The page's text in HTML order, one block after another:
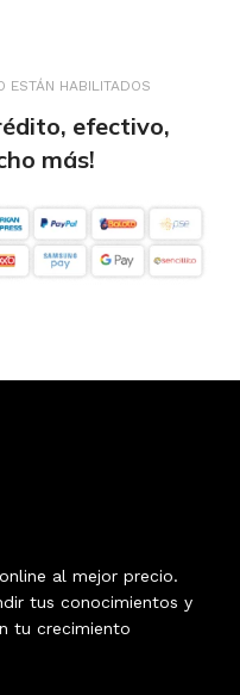
ESTÁN HABILITADOS
efectivo,
más!
al mejor precio.
tus conocimientos y
tu crecimiento